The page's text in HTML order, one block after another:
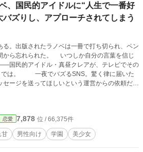
、国民的アイドルに“人生で一番好
ズりし、アプローチされてしまう
。出版されたラノベは一冊で打ち切られ、ペン
いつしか自分の言葉を信じ
国民的アイドル・真昼クレアが、テレビでその
では。 一夜でバズるSNS。驚く律に届いた
ージを送ってほしいという運営からの依頼だっ
レアです』 「いや、なりすましですよね？」
明してくる相手。 トップアイドルが何故そ
り出した。 『一度、直接お会いできません
で完結予定 ※他サイトでも連載しております
恋愛 7,878 位 / 66,375件
甘 男性向け 学園 美少女